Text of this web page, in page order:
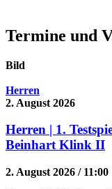
Termine und
Bild
Herren
2. August 2026
Herren | 1.
Beinhart Klink II
2. August 2026 / 11:00